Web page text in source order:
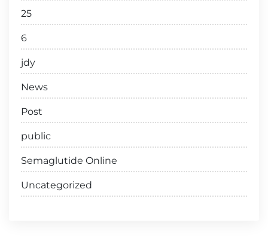
25
6
jdy
News
Post
public
Semaglutide Online
Uncategorized